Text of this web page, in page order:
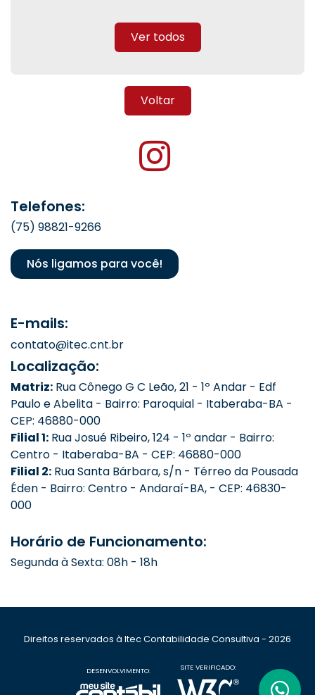
Ver todos
Voltar
Telefones:
(75) 98821-9266
Nós ligamos para você!
E-mails:
contato@itec.cnt.br
Localização:
Matriz: Rua Cônego G C Leão, 21 - 1º Andar - Edf
Paulo e Abelita - Bairro: Paroquial - Itaberaba-BA -
CEP: 46880-000
Filial 1: Rua Josué Ribeiro, 124 - 1º andar - Bairro:
Centro - Itaberaba-BA - CEP: 46880-000
Filial 2: Rua Santa Bárbara, s/n - Térreo da Pousada
Éden - Bairro: Centro - Andaraí-BA, - CEP: 46830-
000
Horário de Funcionamento:
Segunda à Sexta: 08h - 18h
Direitos reservados à Itec Contabilidade Consultiva - 2026
DESENVOLVIMENTO: SITE VERIFICADO: